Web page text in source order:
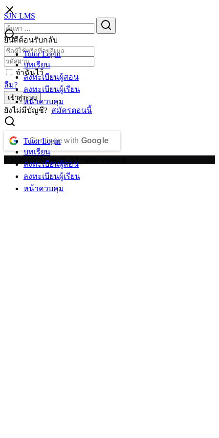
Skip
to
content
SJN LMS
Tutor Login
บทเรียน
ลงทะเบียนผู้สอน
ลงทะเบียนผู้เรียน
หน้าควบคุม
Tutor Login
บทเรียน
ลงทะเบียนผู้สอน
ลงทะเบียนผู้เรียน
หน้าควบคุม
Search
for:
ยินดีต้อนรับกลับ
จำฉันไว้
ลืม?
เข้าสู่ระบบ
ยังไม่มีบัญชี? สมัครตอนนี้
Continue with Google
©2026 lms.sjn.ac.th. All rights reserved.